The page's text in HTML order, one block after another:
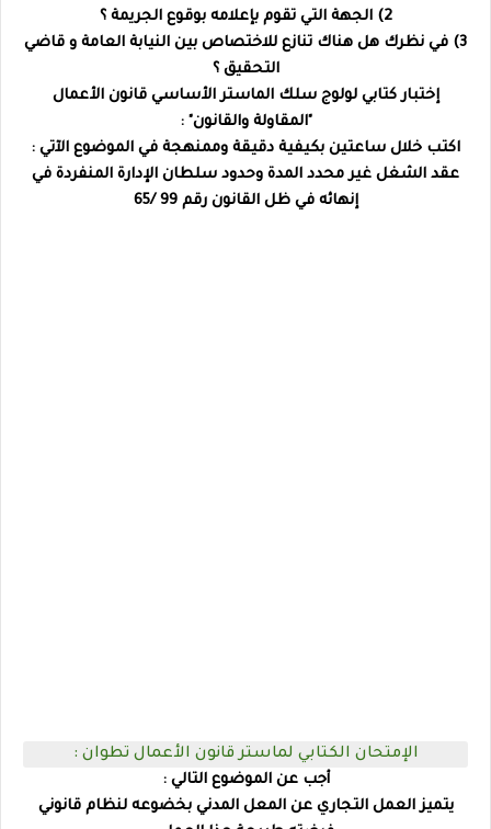
2) الجهة التي تقوم بإعلامه بوقوع الجريمة ؟
3) في نظرك هل هناك تنازع للاختصاص بين النيابة العامة و قاضي
التحقيق ؟
إختبار كتابي لولوج سلك الماستر الأساسي قانون الأعمال
"المقاولة والقانون" :
اكتب خلال ساعتين بكيفية دقيقة وممنهجة في الموضوع الآتي :
عقد الشغل غير محدد المدة وحدود سلطان الإدارة المنفردة في
إنهائه في ظل القانون رقم 99 /65
الإمتحان الكتابي لماستر قانون الأعمال تطوان :
أجب عن الموضوع التالي :
يتميز العمل التجاري عن المعل المدني بخضوعه لنظام قانوني